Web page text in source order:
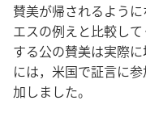
賛美が帰されるよう
エスの例えと比較し
する公の賛美は実際
には，米国で証言に
加しました。